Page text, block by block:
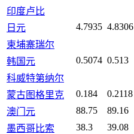
印度卢比
日元
4.7935 4.8306
柬埔寨瑞尔
韩国元
0.5074 0.513
科威特第纳尔
蒙古图格里克
0.184 0.2118
澳门元
88.75 89.16
墨西哥比索
38.3 39.08